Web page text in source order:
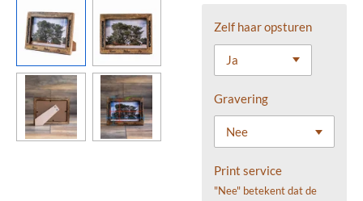
Zelf haar opsturen
Gravering
Print service
"Nee" betekent dat de